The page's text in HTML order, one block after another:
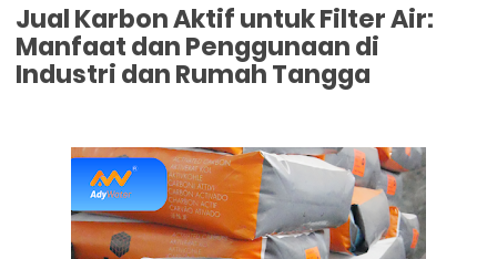
Jual Karbon Aktif untuk Filter Air:
Manfaat dan Penggunaan di
Industri dan Rumah Tangga